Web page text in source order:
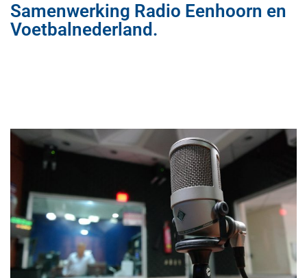
Samenwerking Radio Eenhoorn en
Voetbalnederland.